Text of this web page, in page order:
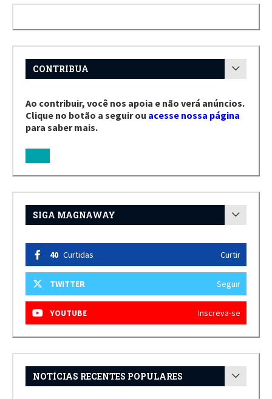
CONTRIBUA
Ao contribuir, você nos apoia e não verá anúncios.
Clique no botão a seguir ou acesse nossa página
para saber mais.
SIGA MAGNAWAY
40 Curtidas Curtir
TWITTER Seguir
YOUTUBE Inscreva-se
NOTÍCIAS RECENTES POPULARES